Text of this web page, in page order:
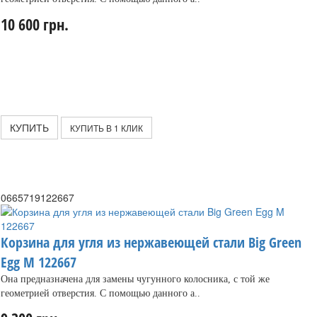
10 600 грн.
КУПИТЬ КУПИТЬ В 1 КЛИК
0665719122667
Корзина для угля из нержавеющей стали Big Green
Egg M 122667
Она предназначена для замены чугунного колосника, с той же
геометрией отверстия. С помощью данного а..